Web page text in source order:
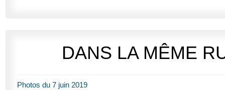
DANS LA MÊME
Photos du 7 juin 2019